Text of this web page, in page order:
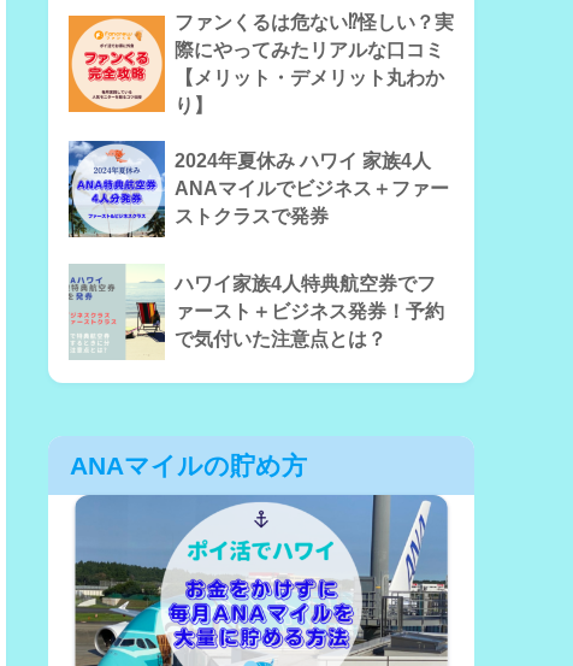
ファンくるは危ない⁉怪しい？実
際にやってみたリアルな口コミ
【メリット・デメリット丸わか
り】
2024年夏休み ハワイ 家族4人
ANAマイルでビジネス＋ファー
ストクラスで発券
ハワイ家族4人特典航空券でフ
ァースト＋ビジネス発券！予約
で気付いた注意点とは？
ANAマイルの貯め方